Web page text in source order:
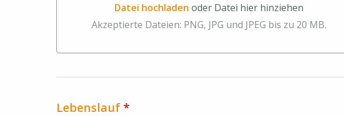
Datei hochladen oder Datei hier hinziehen
Datei hochladen oder Datei hier hinziehen
Akzeptierte Dateien: PNG, JPG und JPEG bis zu 20 MB.
Lebenslauf*